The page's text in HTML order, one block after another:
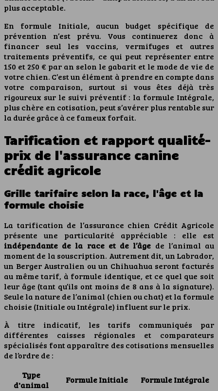
plus acceptable.
En formule Initiale, aucun budget spécifique de
prévention n’est prévu. Vous continuerez donc à
financer seul les vaccins, vermifuges et autres
traitements préventifs, ce qui peut représenter entre
150 et 250 € par an selon le gabarit et le mode de vie de
votre chien. C’est un élément à prendre en compte dans
votre comparaison, surtout si vous êtes déjà très
rigoureux sur le suivi préventif : la formule Intégrale,
plus chère en cotisation, peut s’avérer plus rentable sur
la durée grâce à ce fameux forfait.
Tarification et rapport qualité-
prix de l'assurance canine
crédit agricole
Grille tarifaire selon la race, l'âge et la
formule choisie
La tarification de l’assurance chien Crédit Agricole
présente une particularité appréciable : elle est
indépendante de la race et de l’âge de l’animal au
moment de la souscription. Autrement dit, un Labrador,
un Berger Australien ou un Chihuahua seront facturés
au même tarif, à formule identique, et ce quel que soit
leur âge (tant qu’ils ont moins de 8 ans à la signature).
Seule la nature de l’animal (chien ou chat) et la formule
choisie (Initiale ou Intégrale) influent sur le prix.
À titre indicatif, les tarifs communiqués par
différentes caisses régionales et comparateurs
spécialisés font apparaître des cotisations mensuelles
de l’ordre de :
Type
d'animal
Formule Initiale Formule Intégrale